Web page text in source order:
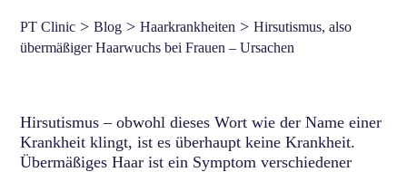
PT Clinic >Blog >Haarkrankheiten >Hirsutismus, also
übermäßiger Haarwuchs bei Frauen – Ursachen
Hirsutismus – obwohl dieses Wort wie der Name einer
Krankheit klingt, ist es überhaupt keine Krankheit.
Übermäßiges Haar ist ein Symptom verschiedener